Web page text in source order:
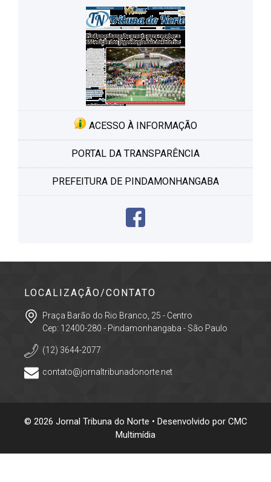
ACESSO À INFORMAÇÃO
PORTAL DA TRANSPARÊNCIA
PREFEITURA DE PINDAMONHANGABA
LOCALIZAÇÃO/CONTATO
Praça Barão do Rio Branco, 25 - Centro
Cep: 12400-280 - Pindamonhangaba - São Paulo
(12) 3644-2077
contato@jornaltribunadonorte.net
© 2026 Jornal Tribuna do Norte • Desenvolvido por CMC
Multimídia